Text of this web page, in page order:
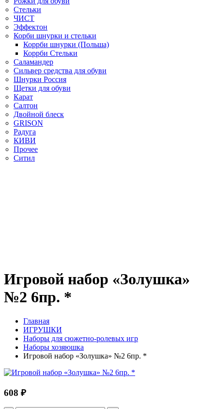
Стельки
ЧИСТ
Эффектон
Корби шнурки и стельки
Коррби шнурки (Польша)
Коррби Стельки
Саламандер
Сильвер средства для обуви
Шнурки Россия
Щетки для обуви
Карат
Салтон
Двойной блеск
GRISON
Радуга
КИВИ
Прочее
Ситил
Игровой набор «Золушка»
№2 6пр. *
Главная
ИГРУШКИ
Наборы для сюжетно-ролевых игр
Наборы хозяюшка
Игровой набор «Золушка» №2 6пр. *
608 ₽